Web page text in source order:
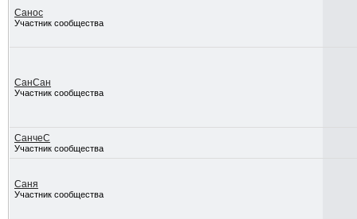
Санос
Участник сообщества
СанСан
Участник сообщества
СанчеС
Участник сообщества
Саня
Участник сообщества